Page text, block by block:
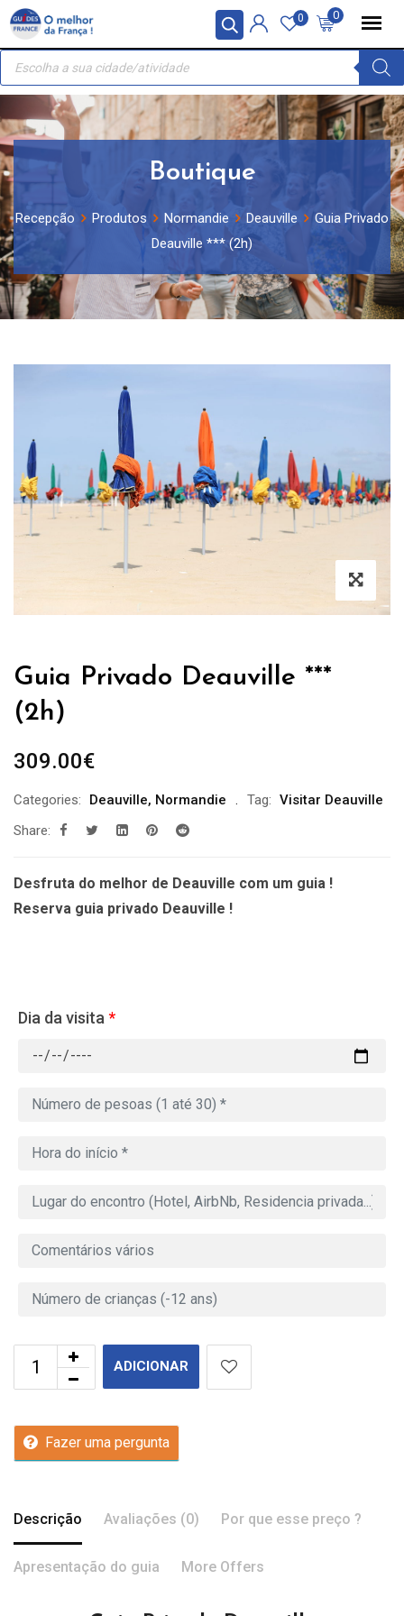
Painel de Gerenciamento de Cookies
Skip
content
0
0
Recherche
produits
Boutique
Recepção Produtos Normandie Deauville
Guia Privado
Deauville *** (2h)
Guia Privado Deauville ***
(2h)
309.00€
Categories: Deauville, Normandie Tag: Visitar Deauville
Share:
Desfruta do melhor de Deauville com um guia !
Reserva guia privado Deauville !
Dia da visita *
ADICIONAR
Fazer uma pergunta
Descrição Avaliações (0) Por que esse preço ?
Apresentação do guia More Offers